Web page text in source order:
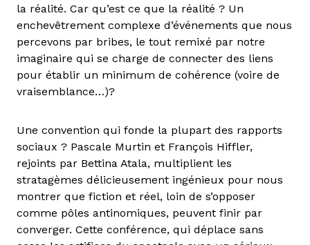
la réalité. Car qu’est ce que la réalité ? Un
enchevêtrement complexe d’événements que nous
percevons par bribes, le tout remixé par notre
imaginaire qui se charge de connecter des liens
pour établir un minimum de cohérence (voire de
vraisemblance…)?
Une convention qui fonde la plupart des rapports
sociaux ? Pascale Murtin et François Hiffler,
rejoints par Bettina Atala, multiplient les
stratagèmes délicieusement ingénieux pour nous
montrer que fiction et réel, loin de s’opposer
comme pôles antinomiques, peuvent finir par
converger. Cette conférence, qui déplace sans